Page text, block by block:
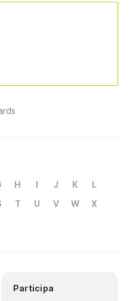
H I J K
L
T U V W
X
Participa